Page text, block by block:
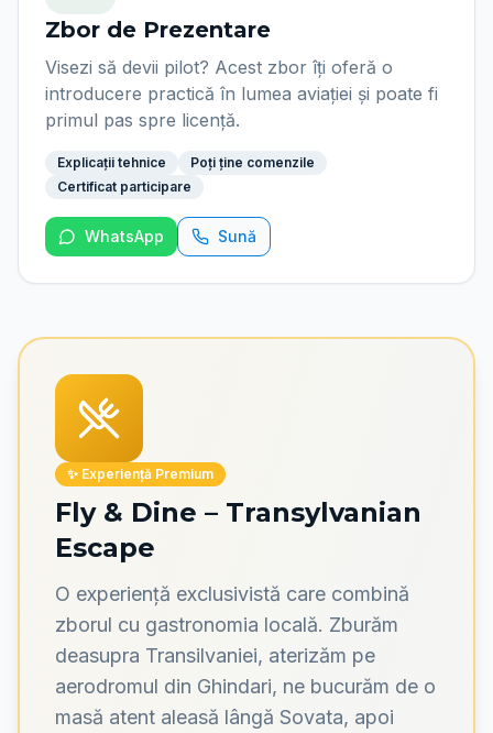
Zbor de Prezentare
Visezi să devii pilot? Acest zbor îți oferă o
introducere practică în lumea aviației și poate fi
primul pas spre licență.
Explicații tehnice
Poți ține comenzile
Certificat participare
WhatsApp Sună
✨ Experiență Premium
Fly & Dine – Transylvanian
Escape
O experiență exclusivistă care combină
zborul cu gastronomia locală. Zburăm
deasupra Transilvaniei, aterizăm pe
aerodromul din Ghindari, ne bucurăm de o
masă atent aleasă lângă Sovata, apoi